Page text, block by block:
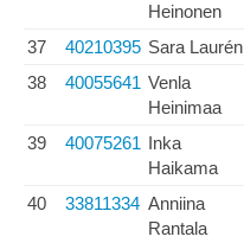
Heinonen
37 40210395 Sara Laurén
38
40055641 Venla
Heinimaa
39 40075261 Inka
Haikama
40 33811334 Anniina
Rantala